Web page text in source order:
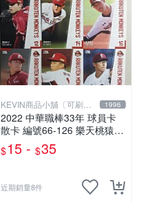
KEVIN商品小舖〔可刷
卡〕
1996
2022 中華職棒33年 球員卡
散卡 編號66-126 樂天桃猿
陳禹勳 蘇俊璋 黃偉晟 陳冠宇
蘇俊羽 張喜凱 游朝惟 陳克羿
$15 - $35
近期銷量8件